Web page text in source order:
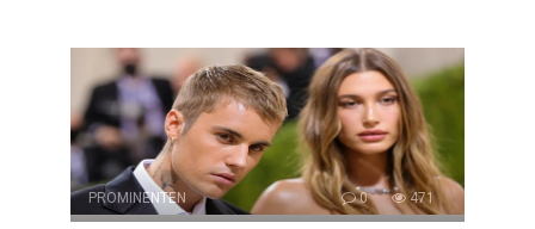
PROMINENTEN 0 471